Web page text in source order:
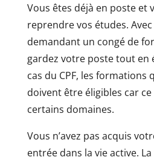
Vous êtes déjà en poste et
reprendre vos études.
demandant un congé de
gardez votre poste tout en
cas du CPF, les formations
doivent être éligibles car
certains domaines.
Vous n’avez pas acquis
entrée dans la vie active.